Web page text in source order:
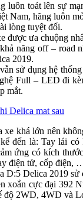
luôn toát lên sự
Nam, hãng luôn
lòng tuyệt đối.
được ưa chuộng
năng off – road
2019.
sử dụng hệ
Full – LED đi
mắt.
xe khá lớn nên
đến là: Tay lái
ứng có kích
điện tử, cốp điện,
D:5 Delica 2019
xoắn cực đại 392
độ 2WD, 4WD và